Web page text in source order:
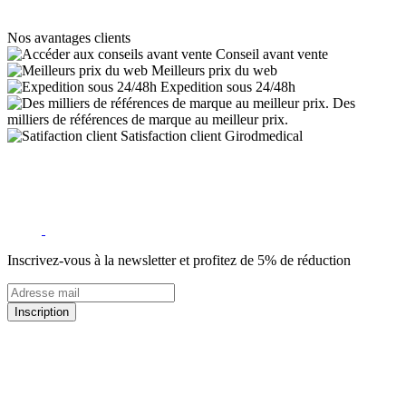
Nos avantages clients
Conseil avant vente
Meilleurs prix du web
Expedition sous 24/48h
Des
milliers de références de marque au meilleur prix.
Satisfaction client Girodmedical
Inscrivez-vous à la newsletter et profitez de 5% de réduction
Inscription